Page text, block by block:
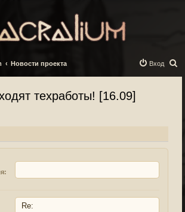
Новости проекта
о
Вход
техработы! [16.09]